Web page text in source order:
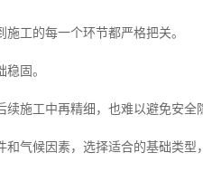
工的每一个环节都严格把关。
固。
施工中再精细，也难以避免安全
气候因素，选择适合的基础类